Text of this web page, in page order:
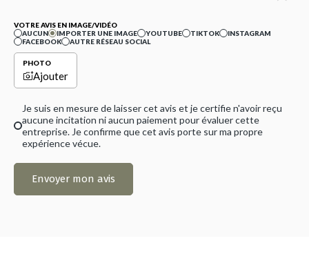
VOTRE AVIS EN IMAGE/VIDÉO
AUCUN
IMPORTER UNE IMAGE YOUTUBE TIKTOK
INSTAGRAM
FACEBOOK
AUTRE RÉSEAU SOCIAL
PHOTO
Ajouter
Je suis en mesure de laisser cet avis et je certifie n'avoir reçu
aucune incitation ni aucun paiement pour évaluer cette
entreprise. Je confirme que cet avis porte sur ma propre
expérience vécue.
Envoyer mon avis